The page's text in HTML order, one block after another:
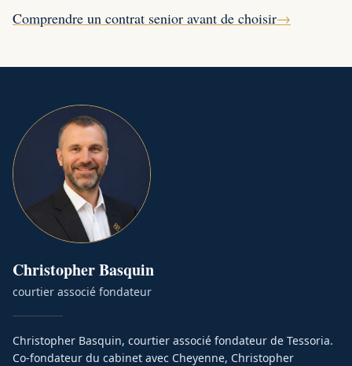
Comprendre un contrat senior avant de choisir→
ChristopherBasquin
courtier associé fondateur
Christopher Basquin, courtier associé fondateur de Tessoria.
Co-fondateur du cabinet avec Cheyenne, Christopher